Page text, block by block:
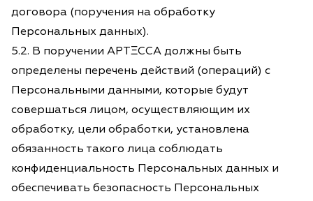
договора (поручения на обработку
Персональных данных).
5.2. В поручении АРТΞССА должны быть
определены перечень действий (операций) с
Персональными данными, которые будут
совершаться лицом, осуществляющим их
обработку, цели обработки, установлена
обязанность такого лица соблюдать
конфиденциальность Персональных данных и
обеспечивать безопасность Персональных